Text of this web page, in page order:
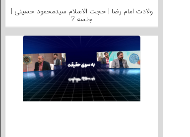
ولادت امام رضا | حجت الاسلام سیدمحمود حسینی |
جلسه 2